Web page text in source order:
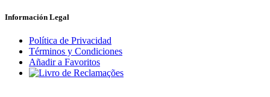
Información Legal
Política de Privacidad
Términos y Condiciones
Añadir a Favoritos